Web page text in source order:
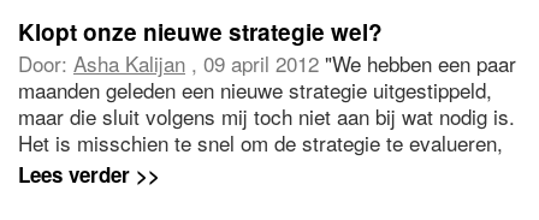
beiden ontbreken. Wat is verstandig?"
Klopt onze nieuwe strategie wel?
Door: Asha Kalijan , 09 april 2012 "We hebben een paar
maanden geleden een nieuwe strategie uitgestippeld,
maar die sluit volgens mij toch niet aan bij wat nodig is.
Het is misschien te snel om de strategie te evalueren,
maar toch zou ik dat graag doen. Welke
Lees verder >>